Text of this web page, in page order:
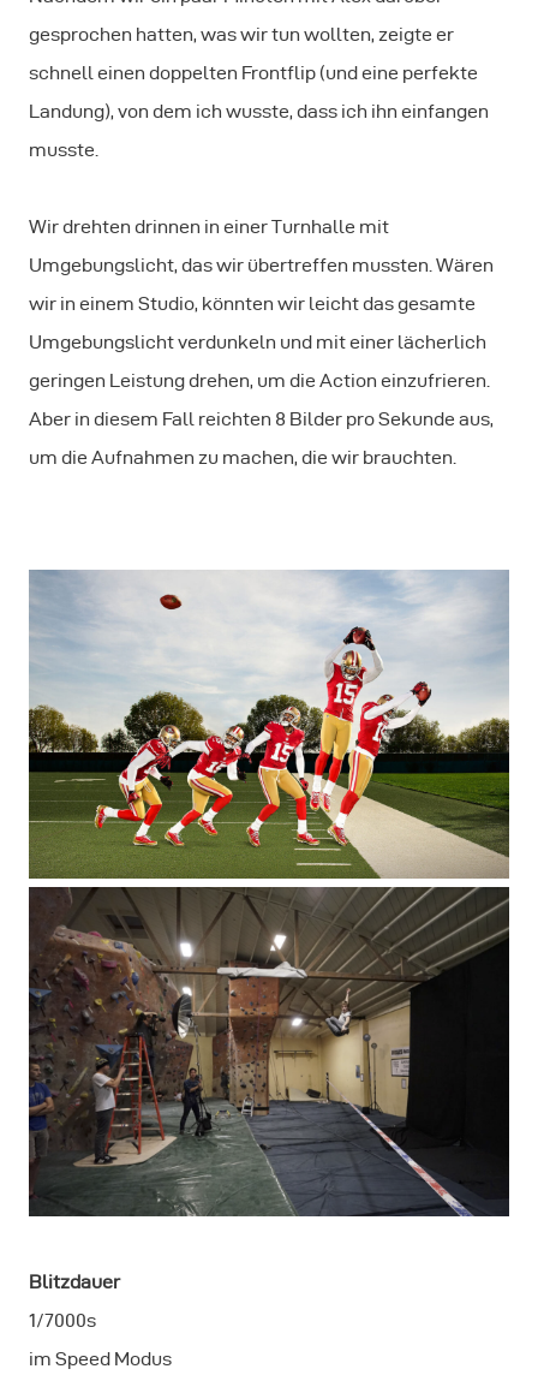
gesprochen hatten, was wir tun wollten, zeigte er
schnell einen doppelten Frontflip (und eine perfekte
Landung), von dem ich wusste, dass ich ihn einfangen
musste.
Wir drehten drinnen in einer Turnhalle mit
Umgebungslicht, das wir übertreffen mussten. Wären
wir in einem Studio, könnten wir leicht das gesamte
Umgebungslicht verdunkeln und mit einer lächerlich
geringen Leistung drehen, um die Action einzufrieren.
Aber in diesem Fall reichten 8 Bilder pro Sekunde aus,
um die Aufnahmen zu machen, die wir brauchten.
Blitzdauer
1/7000s
im Speed Modus